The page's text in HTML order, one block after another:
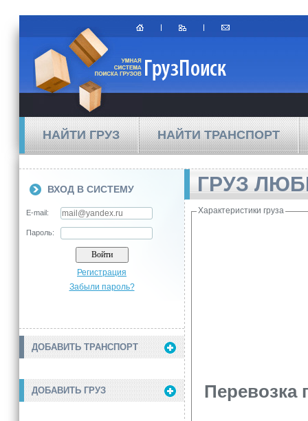
НАЙТИ ГРУЗ НАЙТИ ТРАНСПОРТ
ВХОД В СИСТЕМУ
E-mail:
Пароль:
Регистрация
Забыли пароль?
ДОБАВИТЬ ТРАНСПОРТ
ДОБАВИТЬ ГРУЗ
ГРУЗ
Характеристики груза
Перевозка